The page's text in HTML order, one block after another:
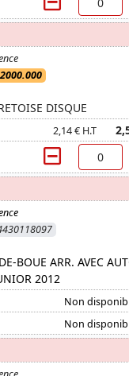
DISQUE
2,14 € H.T
BOUE ARR. AVEC
2012
Non
Non